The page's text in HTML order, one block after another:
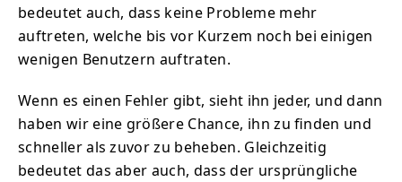
bedeutet auch, dass keine Probleme mehr
auftreten, welche bis vor Kurzem noch bei einigen
wenigen Benutzern auftraten.
Wenn es einen Fehler gibt, sieht ihn jeder, und dann
haben wir eine größere Chance, ihn zu finden und
schneller als zuvor zu beheben. Gleichzeitig
bedeutet das aber auch, dass der ursprüngliche